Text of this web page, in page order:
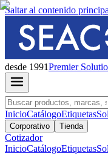
Saltar al contenido
desde 1991Premier
InicioCatálogoEtiquetas
Corporativo Tienda
Cotizador
InicioCatálogoEtiquetas